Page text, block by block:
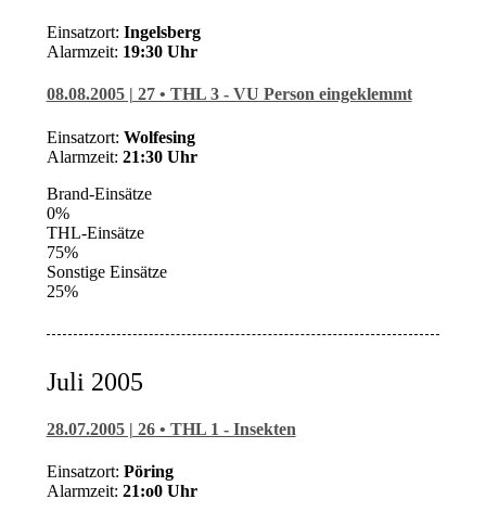
Einsatzort: Ingelsberg
Alarmzeit: 19:30 Uhr
08.08.2005 | 27 • THL 3 - VU Person eingeklemmt
Einsatzort: Wolfesing
Alarmzeit: 21:30 Uhr
Brand-Einsätze
0%
THL-Einsätze
75%
Sonstige Einsätze
25%
Juli 2005
28.07.2005 | 26 • THL 1 - Insekten
Einsatzort: Pöring
Alarmzeit: 21:o0 Uhr